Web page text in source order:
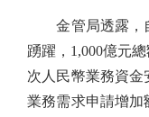
金管局透露，自
踴躍，1,000億元
次人民幣業務資
業務需求申請增加